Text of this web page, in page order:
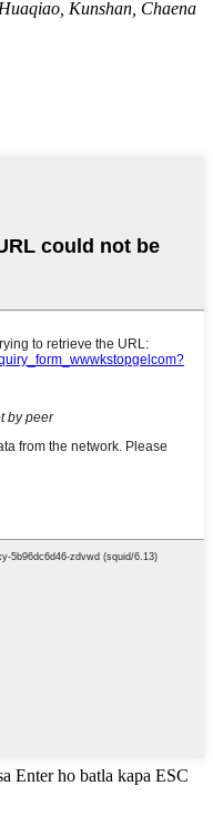
Kunshan, Chaena
Enter ho batla kapa ESC